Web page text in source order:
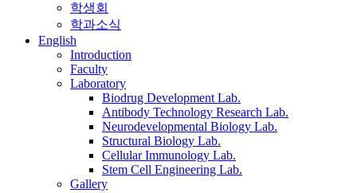
학생회
학과소식
English
Introduction
Faculty
Laboratory
Biodrug Development Lab.
Antibody Technology Research Lab.
Neurodevelopmental Biology Lab.
Structural Biology Lab.
Cellular Immunology Lab.
Stem Cell Engineering Lab.
Gallery